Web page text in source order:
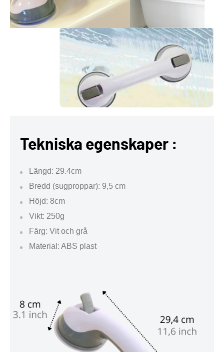
Tekniska egenskaper :
Längd: 29.4cm
Bredd (sugproppar): 9,5 cm
Höjd: 8cm
Vikt: 250g
Färg: Vit och grå
Material: ABS plast